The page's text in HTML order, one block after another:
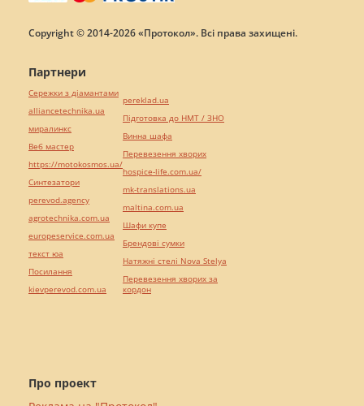
Copyright © 2014-2026 «Протокол». Всі права захищені.
Про проект
Партнери
Сережки з діамантами
alliancetechnika.ua
миралинкс
Веб мастер
https://motokosmos.ua/
Синтезатори
perevod.agency
agrotechnika.com.ua
europeservice.com.ua
текст юа
Посилання
kievperevod.com.ua
pereklad.ua
Підготовка до НМТ / ЗНО
Винна шафа
Перевезення хворих
hospice-life.com.ua/
mk-translations.ua
maltina.com.ua
Шафи купе
Брендові сумки
Натяжні стелі Nova Stelya
Перевезення хворих за
кордон